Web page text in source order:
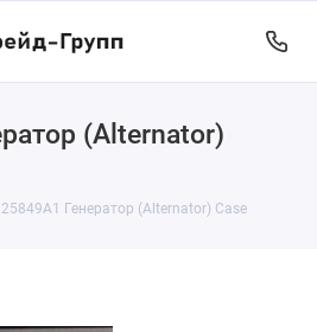
(Alternator)
Генератор (Alternator) Case